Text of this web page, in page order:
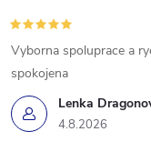
Lenka
4.8.2026
Vyborna spoluprace a
spokojena